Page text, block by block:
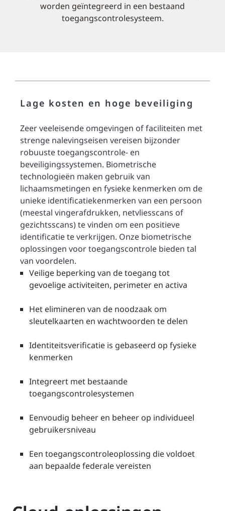
worden geïntegreerd in een bestaand
toegangscontrolesysteem.
Lage kosten en hoge beveiliging
Zeer veeleisende omgevingen of faciliteiten met
strenge nalevingseisen vereisen bijzonder
robuuste toegangscontrole- en
beveiligingssystemen. Biometrische
technologieën maken gebruik van
lichaamsmetingen en fysieke kenmerken om de
unieke identificatiekenmerken van een persoon
(meestal vingerafdrukken, netvliesscans of
gezichtsscans) te vinden om een positieve
identificatie te verkrijgen. Onze biometrische
oplossingen voor toegangscontrole bieden tal
van voordelen.
Veilige beperking van de toegang tot
gevoelige activiteiten, perimeter en activa
Het elimineren van de noodzaak om
sleutelkaarten en wachtwoorden te delen
Identiteitsverificatie is gebaseerd op fysieke
kenmerken
Integreert met bestaande
toegangscontrolesystemen
Eenvoudig beheer en beheer op individueel
gebruikersniveau
Een toegangscontroleoplossing die voldoet
aan bepaalde federale vereisten